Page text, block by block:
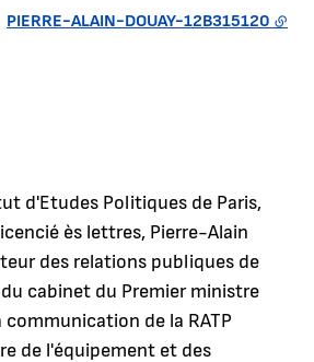
PIERRE-ALAIN-DOUAY-12B315120
d'Etudes Politiques de Paris,
ès lettres, Pierre-Alain
des relations publiques de
cabinet du Premier ministre
communication de la RATP
de l'équipement et des